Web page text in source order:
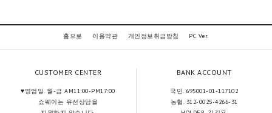
홈으로 이용약관 개인정보취급방침 PC Ver.
CUSTOMER CENTER
♥영업일. 월-금 AM11:00-PM17:00
쇼웨이는 유선상담을
BANK ACCOUNT
국민. 695001-01-117102
농협. 312-0025-4266-31